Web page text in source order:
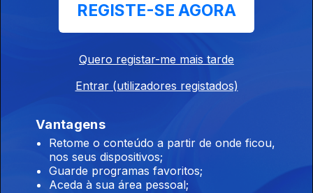
Ep. 33
13 out. 2024
REGISTE-SE AGORA
Quero registar-me mais tarde
Entrar (utilizadores registados)
Vantagens
Retome o conteúdo a partir de onde ficou,
nos seus dispositivos;
Guarde programas favoritos;
Aceda à sua área pessoal;